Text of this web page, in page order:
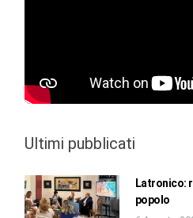
Ultimi pubblicati
Latronico:
popolo